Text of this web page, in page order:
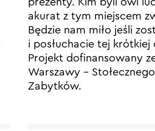
akurat z tym miejscem
Będzie nam miło jeśli
i posłuchacie tej krótkiej
Projekt dofinansowany
Warszawy –
Zabytków.